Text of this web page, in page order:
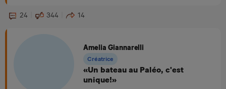
24 344 14
Amelia Giannarelli
Créatrice
«Un bateau au Paléo, c'est
unique!»